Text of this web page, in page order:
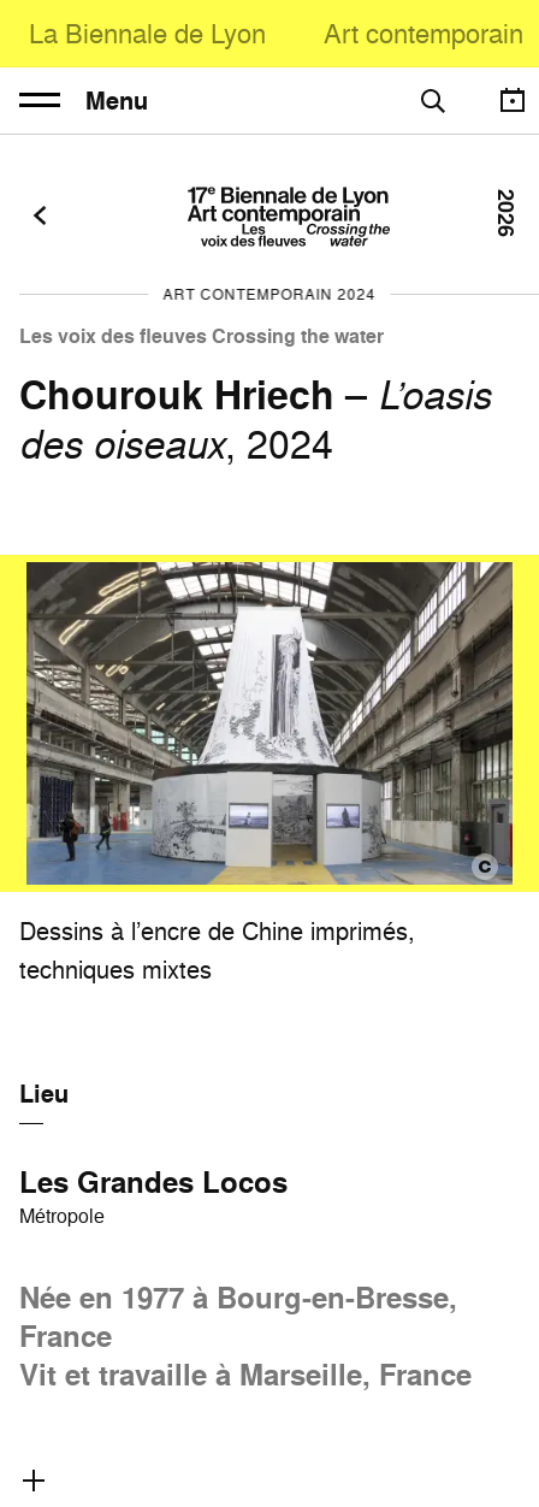
La Biennale de Lyon Art contemporain
Menu
ART CONTEMPORAIN 2024
Les voix des fleuves Crossing the water
Chourouk Hriech – L’oasis
des oiseaux, 2024
2026
Dessins à l’encre de Chine imprimés,
techniques mixtes
Lieu
Les Grandes Locos
Métropole
Née en 1977 à Bourg-en-Bresse,
France
Vit et travaille à Marseille, France